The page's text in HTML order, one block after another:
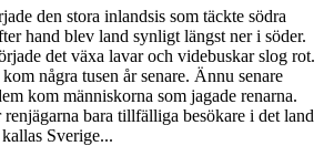
den stora inlandsis som täckte södra
hand blev land synligt längst ner i söder.
det växa lavar och videbuskar slog rot.
några tusen år senare. Ännu senare
kom människorna som jagade renarna.
bara tillfälliga besökare i det land
Sverige...